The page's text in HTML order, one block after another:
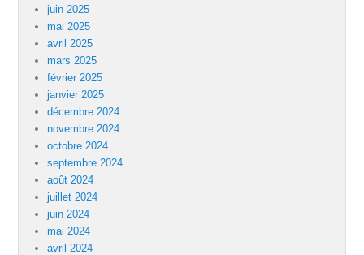
juin 2025
mai 2025
avril 2025
mars 2025
février 2025
janvier 2025
décembre 2024
novembre 2024
octobre 2024
septembre 2024
août 2024
juillet 2024
juin 2024
mai 2024
avril 2024